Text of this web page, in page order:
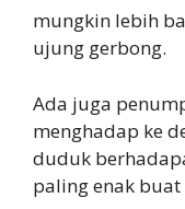
mungkin lebih
ujung gerbong.
Ada juga
menghadap ke
duduk
paling enak buat